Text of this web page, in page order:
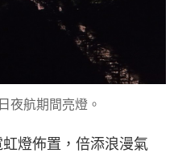
夜航期間亮燈。
燈佈置，倍添浪漫氣